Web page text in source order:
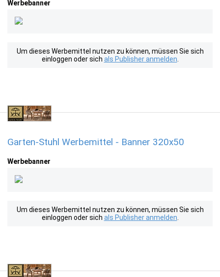
Werbebanner
Um dieses Werbemittel nutzen zu können, müssen Sie sich
einloggen oder sich als Publisher anmelden
Garten-Stuhl Werbemittel - Banner 320x50
Werbebanner
Um dieses Werbemittel nutzen zu können, müssen Sie sich
einloggen oder sich als Publisher anmelden